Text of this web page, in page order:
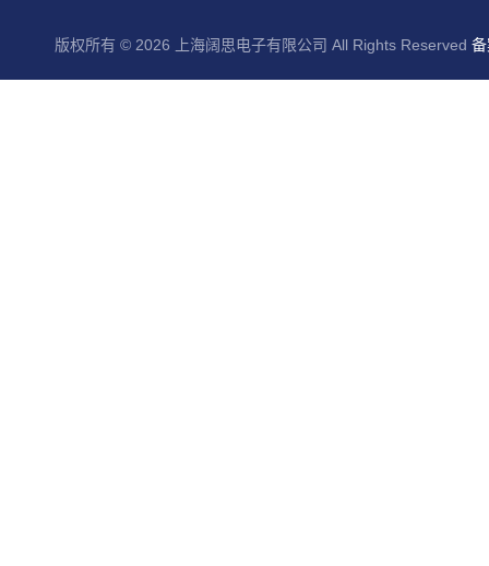
版权所有 © 2026 上海阔思电子有限公司 All Rights Reserved